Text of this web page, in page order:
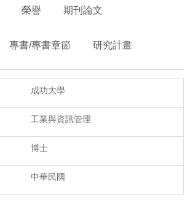
榮譽 期刊論文
專書/專書章節 研究計畫
成功大學
工業與資訊管理
博士
中華民國